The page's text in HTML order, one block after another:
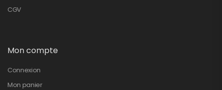
CGV
Mon compte
Connexion
Mon panier